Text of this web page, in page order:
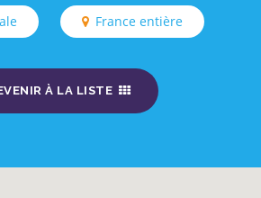
France entière
À LA LISTE